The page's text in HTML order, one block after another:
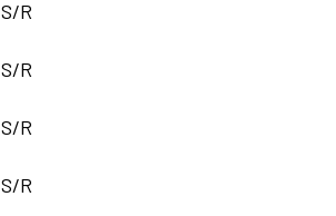
S/R
S/R
S/R
S/R